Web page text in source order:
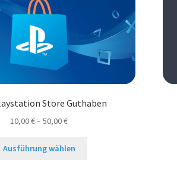
Store Guthaben
10,00€–50,00€
Ausführung wählen